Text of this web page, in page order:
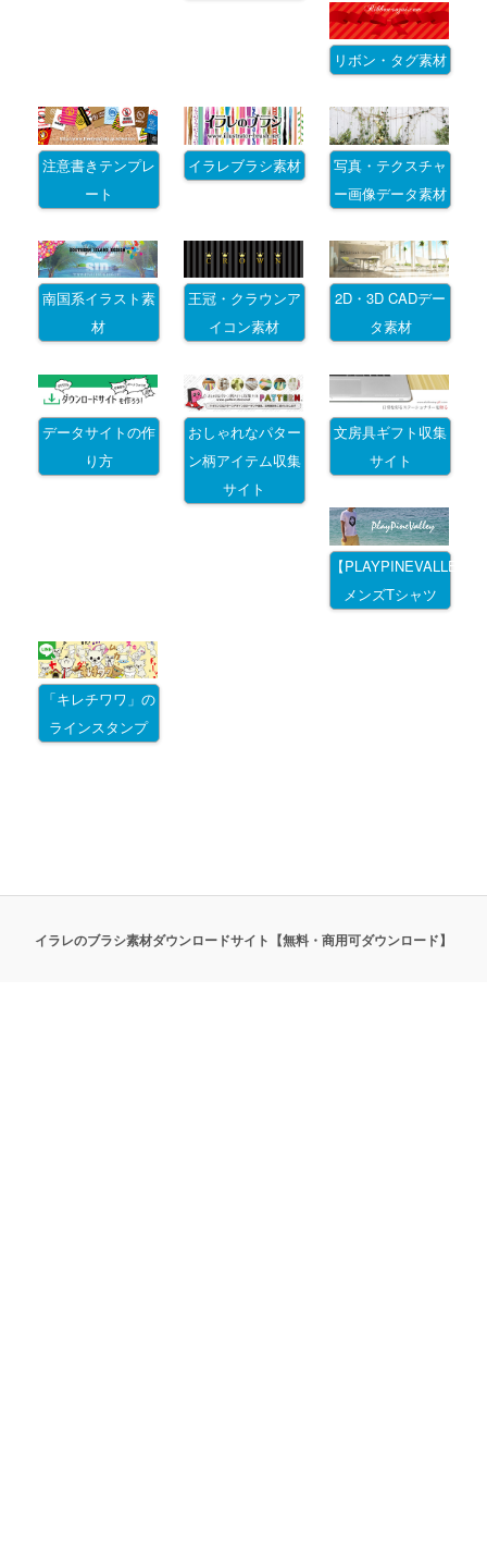
リボン・タグ素材
注意書きテンプレ
ート
イラレブラシ素材
写真・テクスチャ
ー画像データ素材
南国系イラスト素
材
王冠・クラウンア
イコン素材
2D・3D CADデー
タ素材
データサイトの作
り方
おしゃれなパター
ン柄アイテム収集
サイト
文房具ギフト収集
サイト
【PLAYPINEVALLEY
メンズTシャツ
「キレチワワ」の
ラインスタンプ
イラレのブラシ素材ダウンロードサイト【無料・商用可ダウンロード】